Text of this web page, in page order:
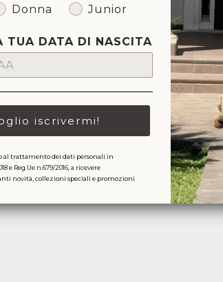
Ti potrebbe anche
Donna Junior
TUA DATA DI NASCITA
iscrivermi!
al trattamento dei dati personali in
e Reg.Ue n.679/2016, a ricevere
novità, collezioni speciali e promozioni